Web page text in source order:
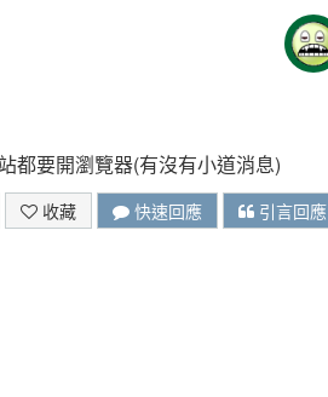
都要開瀏覽器(有沒有小道消息)
收藏 快速回應 引言回應